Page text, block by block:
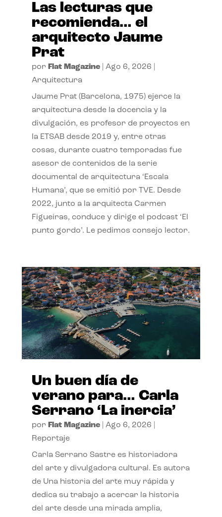
Las lecturas que
recomienda… el
arquitecto Jaume
Prat
por Flat Magazine| Ago 6, 2026
Arquitectura
Jaume Prat (Barcelona, 1975) ejerce la
arquitectura desde la docencia y la
divulgación, es profesor de proyectos en
la ETSAB desde 2019 y, entre otras
cosas, durante cuatro temporadas fue
asesor de contenidos de la serie
documental de arquitectura ‘Escala
Humana’, que se emitió por TVE. Desde
2022, junto a la arquitecta Carmen
Figueiras, conduce y dirige el podcast ‘El
punto gordo’. Le pedimos consejo lector.
Un buen día de
verano para… Carla
Serrano ‘La inercia’
por Flat Magazine| Ago 6, 2026
Reportaje
Carla Serrano Sastre es historiadora
del arte y divulgadora cultural. Es autora
de Una historia del arte muy rápida y
dedica su trabajo a acercar la historia
del arte desde una mirada amplia,